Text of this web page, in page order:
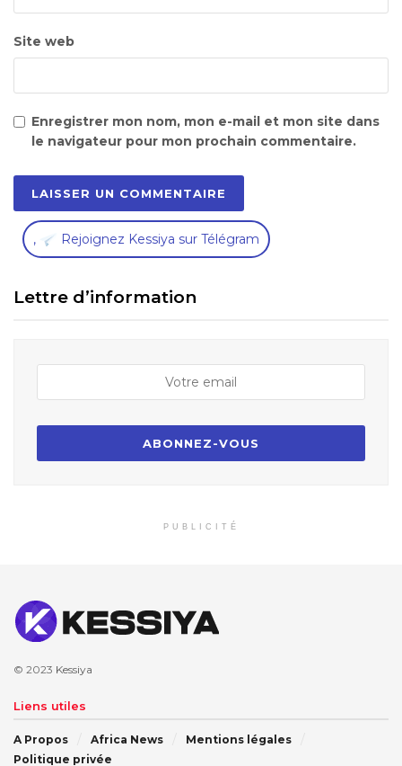
Site web
Enregistrer mon nom, mon e-mail et mon site dans
le navigateur pour mon prochain commentaire.
, Rejoignez Kessiya sur Télégram
Lettre d’information
PUBLICITÉ
© 2023 Kessiya
Liens utiles
A Propos Africa News
Mentions légales
Politique privée